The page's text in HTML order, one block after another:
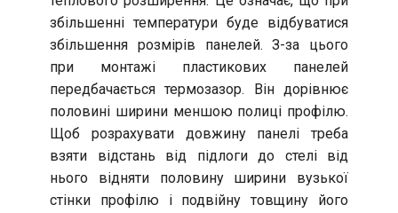
збільшенні температури буде відбуватися
збільшення розмірів панелей. З-за цього
при монтажі пластикових панелей
передбачається термозазор. Він дорівнює
половині ширини меншою полиці профілю.
Щоб розрахувати довжину панелі треба
взяти відстань від підлоги до стелі від
нього відняти половину ширини вузької
стінки профілю і подвійну товщину його